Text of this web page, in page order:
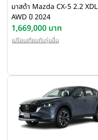
มาสด้า Mazda CX-5 2.2 XDL
AWD ปี 2024
1,669,000 บาท
เปรียบเทียบกับรุ่นอื่น